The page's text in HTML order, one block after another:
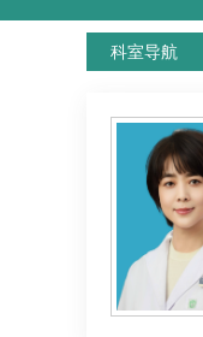
科室导航